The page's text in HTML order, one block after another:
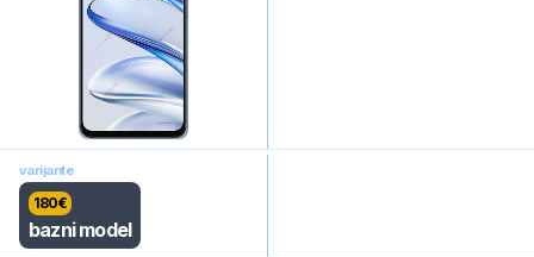
varijante
180€
bazni model